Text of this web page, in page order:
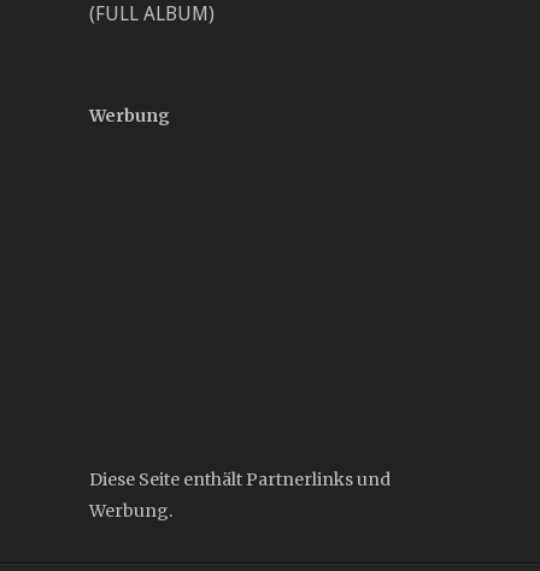
(FULL ALBUM)
Werbung
Diese Seite enthält Partnerlinks und
Werbung.